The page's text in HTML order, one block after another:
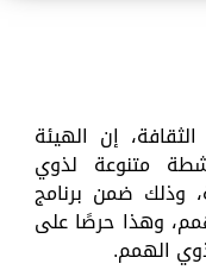
إن الهيئة
متنوعة لذوي
بلغت 1938 فعالية، وذلك ضمن برنامج
وهذا حرصًا على
الهمم.